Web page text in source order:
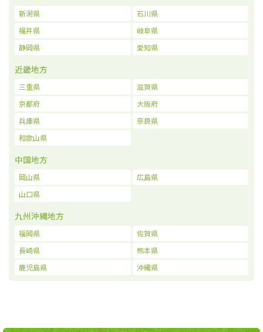
新潟県
石川県
福井県
岐阜県
静岡県
愛知県
近畿地方
三重県
滋賀県
京都府
大阪府
兵庫県
奈良県
和歌山県
中国地方
岡山県
広島県
山口県
九州沖縄地方
福岡県
佐賀県
長崎県
熊本県
鹿児島県
沖縄県